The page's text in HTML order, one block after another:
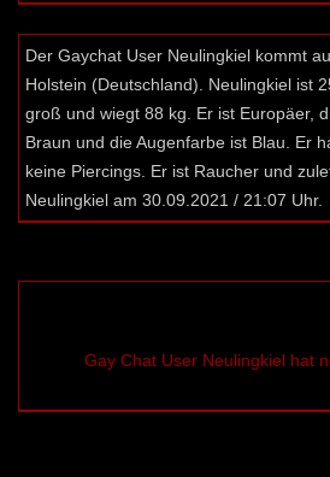
Der Gaychat User Neulingkiel kommt
Holstein (Deutschland). Neulingkiel ist
groß und wiegt 88 kg. Er ist Europäer,
Braun und die Augenfarbe ist Blau. Er
keine Piercings. Er ist Raucher und
Neulingkiel am 30.09.2021 / 21:07 Uhr.
Gay Chat User Neulingkiel hat